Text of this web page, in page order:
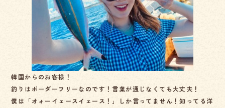
韓国からのお客様！
釣りはボーダーフリーなのです！言葉が通じなくても大丈夫！
僕は「オォーイェースイェース！」しか言ってません！知ってる洋